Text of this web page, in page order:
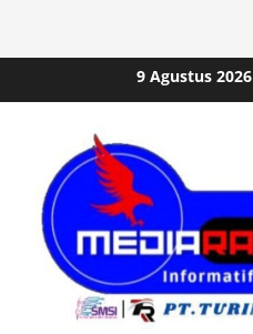
to
9 Agustus 2026